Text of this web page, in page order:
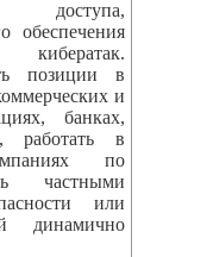
доступа,
обеспечения
позиции в
и
банках,
работать в
по
частными
или
динамично